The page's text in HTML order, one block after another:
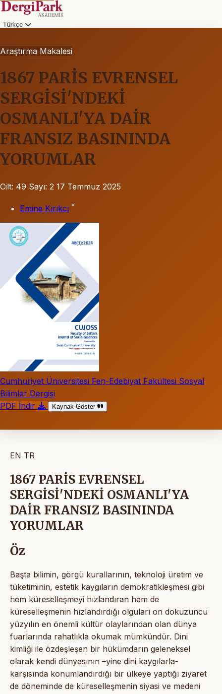
Türkçe
Araştırma Makalesi
1867 PARİS EVRENSEL
SERGİSİ'NDEKİ
OSMANLI'YA DAİR
FRANSIZ BASININDA
YORUMLAR
Cilt: 49 Sayı: 2 17 Temmuz 2025
Emine Kırıkcı *
Cumhuriyet Üniversitesi Fen-Edebiyat Fakültesi Sosyal
Bilimler Dergisi
PDF İndir
Kaynak Göster
EN TR
1867 PARİS EVRENSEL
SERGİSİ'NDEKİ OSMANLI'YA
DAİR FRANSIZ BASININDA
YORUMLAR
Öz
Başta bilimin, görgü kurallarının, teknoloji üretim ve
tüketiminin, estetik kaygıların demokratikleşmesi gibi
hem küreselleşmeyi hızlandıran hem de
küreselleşmenin hızlandırdığı olguları on dokuzuncu
yüzyılın en önemli kültür olaylarından olan dünya
fuarlarında rahatlıkla okumak mümkündür. Dini
kimliği ile özdeşleşen bir hükümdarın geleneksel
olarak kendi dünyasının –yine dini kaygılarla-
karşısında konumlandırdığı bir ülkeye yaptığı ziyaret
de döneminde de küreselleşmenin siyasi ve medeni